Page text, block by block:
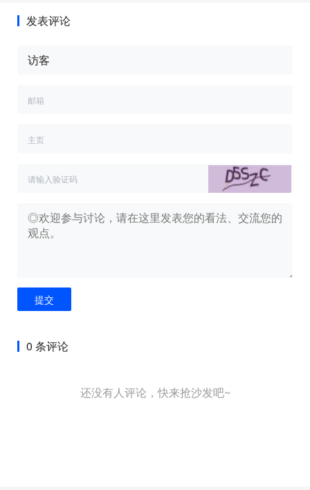
发表评论
提交
0 条评论
还没有人评论，快来抢沙发吧~